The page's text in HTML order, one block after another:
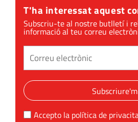
T'ha interessat aquest
Subscriu-te al nostre butlletí i
informació al teu correu
Subscriure'm
Accepto la política de